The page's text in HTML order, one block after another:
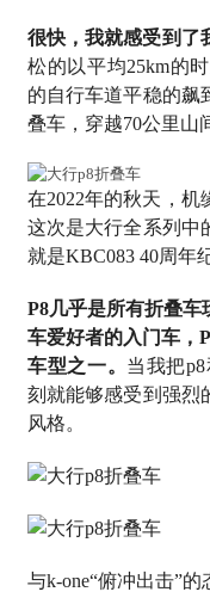
很快，我就感受到了
松的以平均25km的
的自行车道平稳的飙
叠车，穿越70公里山
在2022年的秋天，机
这次是大行全系列中
就是KBC083 40周年
P8几乎是所有折叠
车爱好者的入门车，
车型之一。 当我把
刻就能够感受到强烈
风格。
与k-one“俯冲出击”